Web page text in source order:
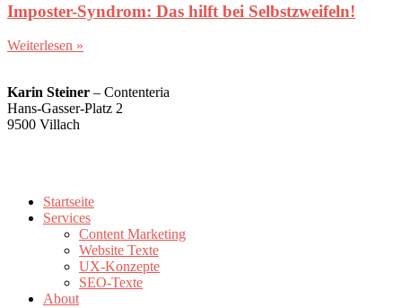
Imposter-Syndrom: Das hilft bei Selbstzweifeln!
Weiterlesen »
Karin Steiner – Contenteria
Hans-Gasser-Platz 2
9500 Villach
Startseite
Services
Content Marketing
Website Texte
UX-Konzepte
SEO-Texte
About